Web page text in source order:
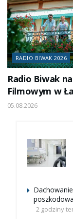
RADIO BIWAK 2026
Radio Biwak
Filmowym w
05.08.2026
2 godziny